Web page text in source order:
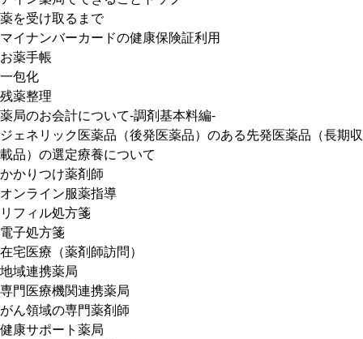
薬を受け取るまで
マイナンバーカードの健康保険証利用
お薬手帳
一包化
残薬整理
薬局のお会計について-調剤基本料編-
ジェネリック医薬品（後発医薬品）のある先発医薬品（長期収
載品）の選定療養について
かかりつけ薬剤師
オンライン服薬指導
リフィル処方箋
電子処方箋
在宅医療（薬剤師訪問）
地域連携薬局
専門医療機関連携薬局
がん領域の専門薬剤師
健康サポート薬局